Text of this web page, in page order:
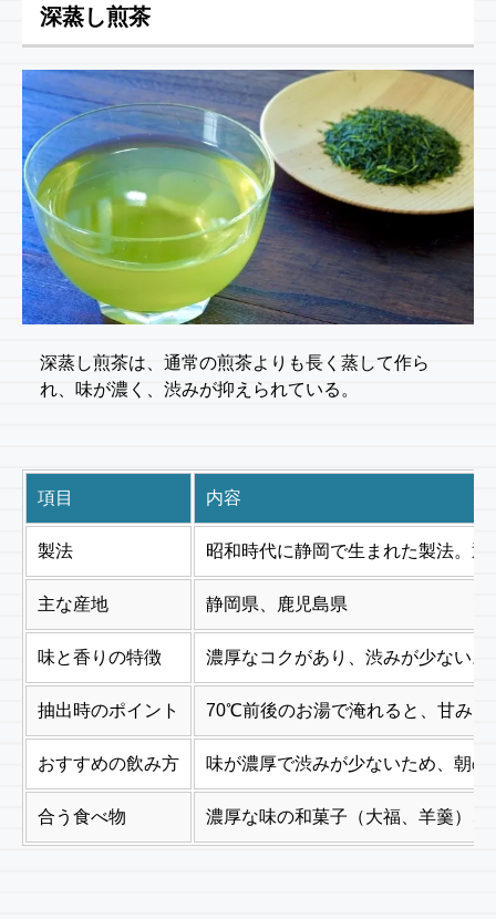
深蒸し煎茶
深蒸し煎茶は、通常の煎茶よりも長く蒸して作ら
れ、味が濃く、渋みが抑えられている。
項目 内容
製法 昭和時代に静岡で生まれた製法。
主な産地 静岡県、鹿児島県
味と香りの特徴 濃厚なコクがあり、渋みが少ない
抽出時のポイント 70℃前後のお湯で淹れると、甘みと
おすすめの飲み方 味が濃厚で渋みが少ないため、朝
合う食べ物 濃厚な味の和菓子（大福、羊羹）